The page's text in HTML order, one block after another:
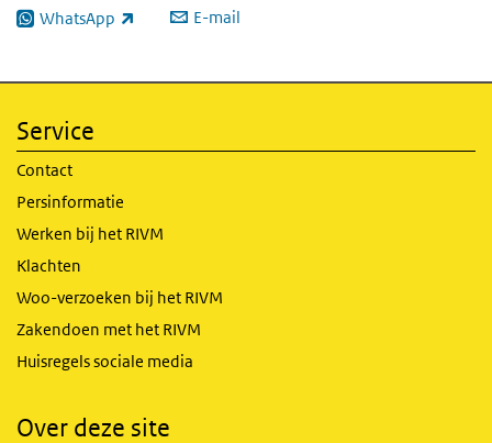
WhatsApp
(externe link) E-mail
Service
Contact
Persinformatie
Werken bij het RIVM
Klachten
Woo-verzoeken bij het RIVM
Zakendoen met het RIVM
Huisregels sociale media
Over deze site